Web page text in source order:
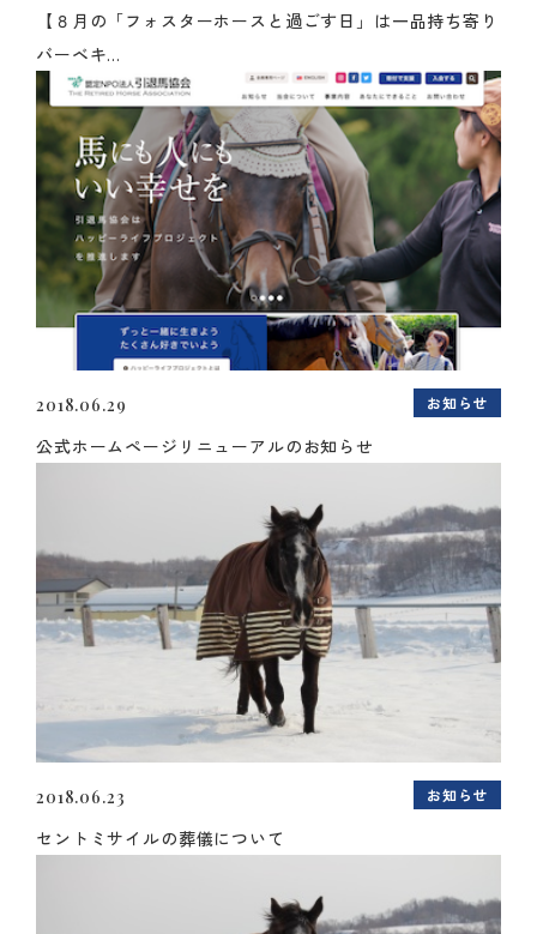
【８月の「フォスターホースと過ごす日」は一品持ち寄り
バーベキ...
2018.06.29 お知らせ
公式ホームページリニューアルのお知らせ
2018.06.23 お知らせ
セントミサイルの葬儀について